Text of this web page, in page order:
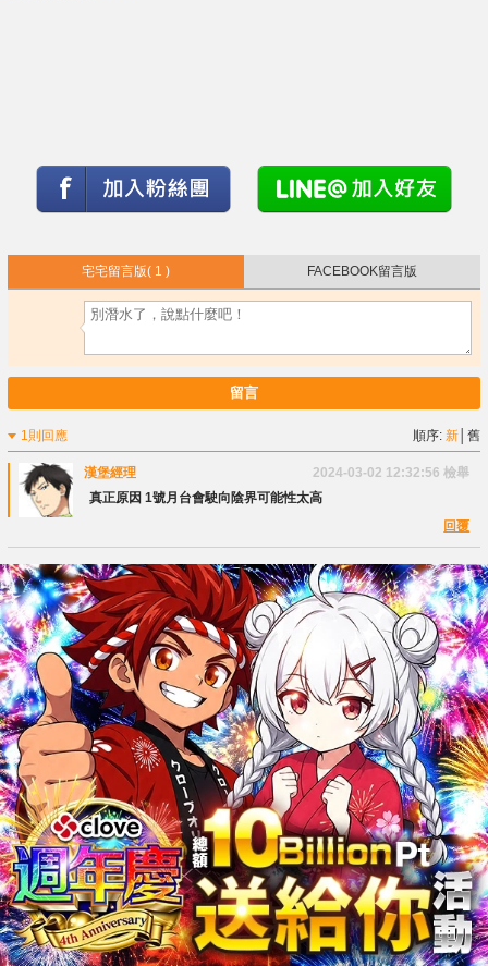
宅宅留言版( 1 ) FACEBOOK留言版
留言
1則回應 順序:新 │舊
漢堡經理 2024-03-02 12:32:56 檢舉
真正原因 1號月台會駛向陰界可能性太高
回覆